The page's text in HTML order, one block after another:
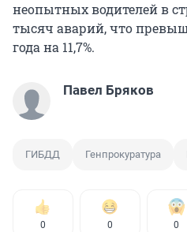
неопытных водителей в
тысяч аварий, что
года на 11,7%.
Павел Бряков
ГИБДД Генпрокуратура
0 0 0